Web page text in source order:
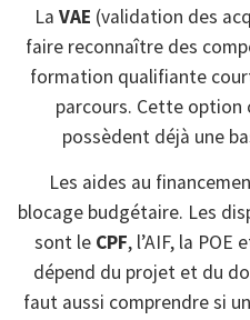
La VAE (validation des
faire reconnaître des
formation qualifiante
parcours. Cette option
possèdent déjà une
Les aides au
blocage budgétaire. Les
sont le CPF, l’AIF, la POE
dépend du projet et du
faut aussi comprendre si